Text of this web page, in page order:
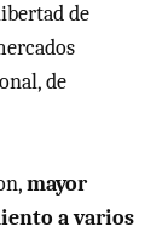
de
de
mayor
a varios